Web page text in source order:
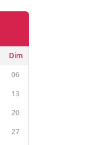
Dim
06
13
20
27